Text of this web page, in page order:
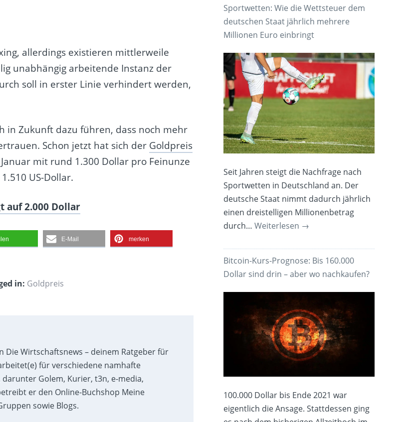
allerdings existieren mittlerweile
unabhängig arbeitende Instanz der
soll in erster Linie verhindert werden,
in Zukunft dazu führen, dass noch mehr
Schon jetzt hat sich der Goldpreis
mit rund 1.300 Dollar pro Feinunze
US-Dollar.
auf 2.000 Dollar
E-Mail merken
in: Goldpreis
Wirtschaftsnews – deinem Ratgeber für
für verschiedene namhafte
Golem, Kurier, t3n, e-media,
er den Online-Buchshop Meine
sowie Blogs.
Sportwetten: Wie die Wettsteuer dem
deutschen Staat jährlich mehrere
Millionen Euro einbringt
Seit Jahren steigt die Nachfrage nach
Sportwetten in Deutschland an. Der
deutsche Staat nimmt dadurch jährlich
einen dreistelligen Millionenbetrag
durch…Weiterlesen →
Bitcoin-Kurs-Prognose: Bis 160.000
Dollar sind drin – aber wo nachkaufen?
100.000 Dollar bis Ende 2021 war
eigentlich die Ansage. Stattdessen ging